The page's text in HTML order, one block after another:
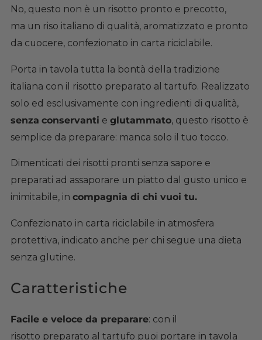
No, questo non è un risotto pronto e precotto,
ma un riso italiano di qualità, aromatizzato e pronto
da cuocere, confezionato in carta riciclabile.
Porta in tavola tutta la bontà della tradizione
italiana con il risotto preparato al tartufo. Realizzato
solo ed esclusivamente con ingredienti di qualità,
senza conservanti e glutammato, questo risotto è
semplice da preparare: manca solo il tuo tocco.
Dimenticati dei risotti pronti senza sapore e
preparati ad assaporare un piatto dal gusto unico e
inimitabile, in compagnia di chi vuoi tu.
Confezionato in carta riciclabile in atmosfera
protettiva, indicato anche per chi segue una dieta
senza glutine.
Caratteristiche
Facile e veloce da preparare: con il
risotto preparato al tartufo puoi portare in tavola